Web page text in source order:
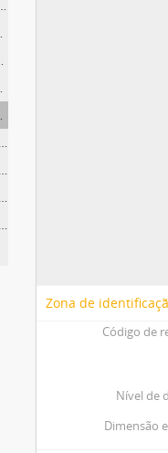
Zona de
Código de
Nível de
Dimensão